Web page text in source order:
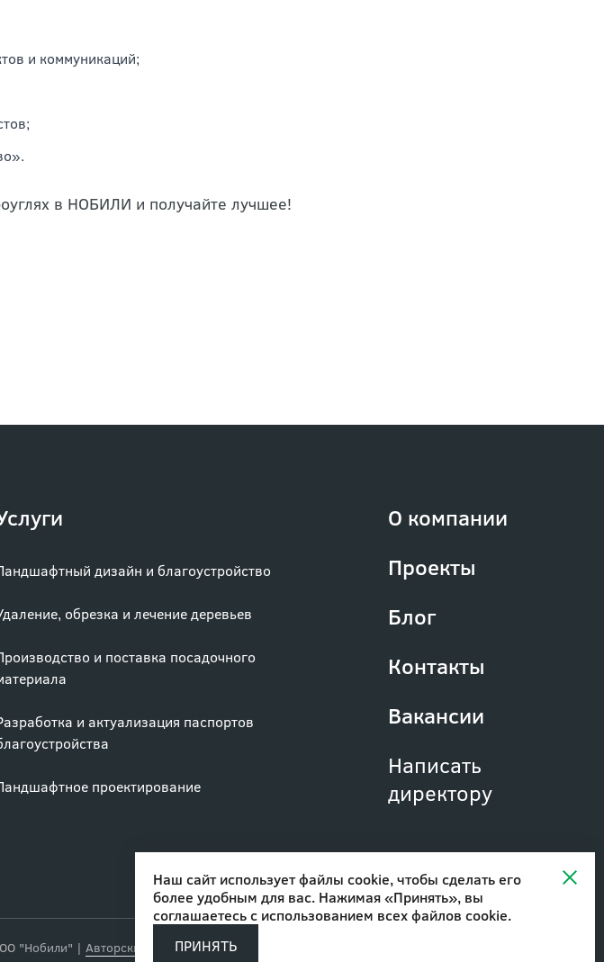
Наш сайт использует файлы cookie, чтобы сделать его
более удобным для вас. Нажимая «Принять», вы
соглашаетесь с использованием всех файлов cookie.
ПРИНЯТЬ
и коммуникаций;
в НОБИЛИ и получайте лучшее!
дизайн и благоустройство
обрезка и лечение деревьев
и поставка посадочного
и актуализация паспортов
проектирование
О компании
Проекты
Блог
Контакты
Вакансии
Написать
директору
"Нобили" | Авторские права